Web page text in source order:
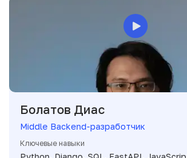
Болатов Диас
Middle Backend-разработчик
Ключевые навыки